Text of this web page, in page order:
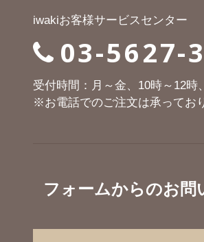
iwakiお客様サービスセンター
03-5627-
受付時間：月～金、10時～12時
※お電話でのご注文は承ってお
フォームからのお問